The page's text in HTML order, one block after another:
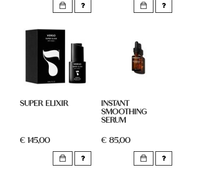
SUPER ELIXIR
€ 145,00
INSTANT
SMOOTHING
SERUM
€ 85,00